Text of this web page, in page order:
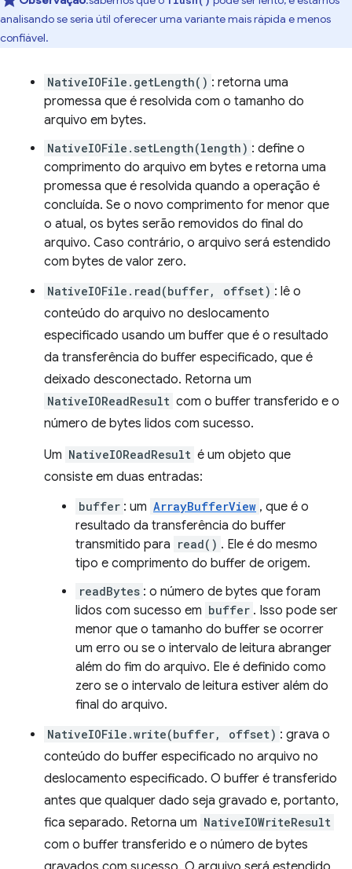
analisando se seria útil oferecer uma variante mais rápida e menos
confiável.
NativeIOFile.getLength() : retorna uma
promessa que é resolvida com o tamanho do
arquivo em bytes.
NativeIOFile.setLength(length) : define o
comprimento do arquivo em bytes e retorna uma
promessa que é resolvida quando a operação é
concluída. Se o novo comprimento for menor que
o atual, os bytes serão removidos do final do
arquivo. Caso contrário, o arquivo será estendido
com bytes de valor zero.
NativeIOFile.read(buffer, offset) : lê o
conteúdo do arquivo no deslocamento
especificado usando um buffer que é o resultado
da transferência do buffer especificado, que é
deixado desconectado. Retorna um
NativeIOReadResult com o buffer transferido e o
número de bytes lidos com sucesso.
Um NativeIOReadResult é um objeto que
consiste em duas entradas:
buffer : um ArrayBufferView , que é o
resultado da transferência do buffer
transmitido para read() . Ele é do mesmo
tipo e comprimento do buffer de origem.
readBytes : o número de bytes que foram
lidos com sucesso em buffer . Isso pode ser
menor que o tamanho do buffer se ocorrer
um erro ou se o intervalo de leitura abranger
além do fim do arquivo. Ele é definido como
zero se o intervalo de leitura estiver além do
final do arquivo.
NativeIOFile.write(buffer, offset) : grava o
conteúdo do buffer especificado no arquivo no
deslocamento especificado. O buffer é transferido
antes que qualquer dado seja gravado e, portanto,
fica separado. Retorna um NativeIOWriteResult
com o buffer transferido e o número de bytes